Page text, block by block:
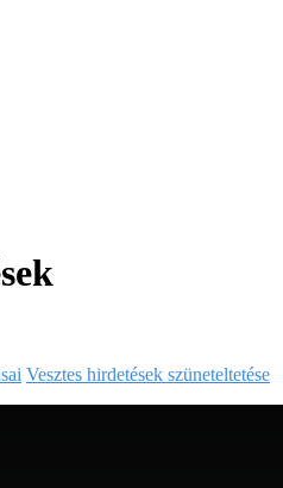
Vesztes hirdetések szüneteltetése